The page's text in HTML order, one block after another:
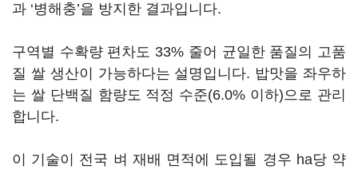
과 ‘병해충’을 방지한 결과입니다.
구역별 수확량 편차도 33% 줄어 균일한 품질의 고품
질 쌀 생산이 가능하다는 설명입니다. 밥맛을 좌우하
는 쌀 단백질 함량도 적정 수준(6.0% 이하)으로 관리
합니다.
이 기술이 전국 벼 재배 면적에 도입될 경우 ha당 약